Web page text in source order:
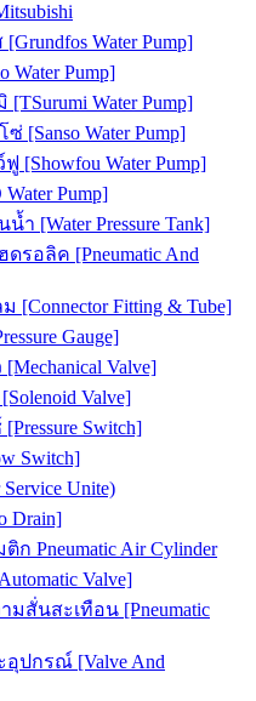
Water Pump]
Pump]
Water Pump]
[Sanso Water Pump]
[Showfou Water Pump]
Pump]
[Water Pressure Tank]
รอลิค [Pneumatic And
[Connector Fitting & Tube]
Gauge]
Valve]
Valve]
Switch]
Switch]
Unite)
Drain]
ก Pneumatic Air Cylinder
Valve]
สั่นสะเทือน [Pneumatic
ปกรณ์ [Valve And